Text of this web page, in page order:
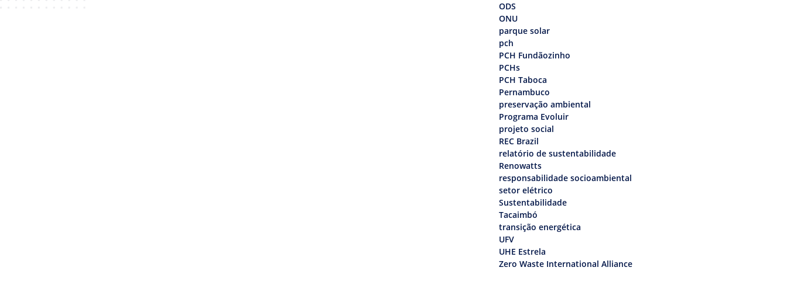
ODS
ONU
parque solar
pch
PCH Fundãozinho
PCHs
PCH Taboca
Pernambuco
preservação ambiental
Programa Evoluir
projeto social
REC Brazil
relatório de sustentabilidade
Renowatts
responsabilidade socioambiental
setor elétrico
Sustentabilidade
Tacaimbó
transição energética
UFV
UHE Estrela
Zero Waste International Alliance